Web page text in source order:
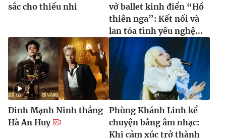
sắc cho thiếu nhi
vở ballet kinh điển “Hồ
thiên nga”: Kết nối và
lan tỏa tình yêu nghệ...
Đinh Mạnh Ninh thắng
Hà An Huy
Phùng Khánh Linh kể
chuyện bằng âm nhạc:
Khi cảm xúc trở thành